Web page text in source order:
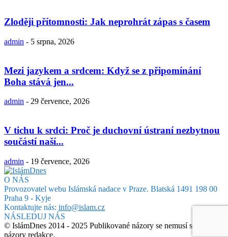
Zloději přítomnosti: Jak neprohrát zápas s časem
admin - 5 srpna, 2026
Mezi jazykem a srdcem: Když se z připomínání
Boha stává jen...
admin - 29 července, 2026
V tichu k srdci: Proč je duchovní ústraní nezbytnou
součástí naší...
admin - 19 července, 2026
O NÁS
Provozovatel webu Islámská nadace v Praze. Blatská 1491 198 00
Praha 9 - Kyje
Kontaktujte nás: info@islam.cz
NÁSLEDUJ NÁS
© IslámDnes 2014 - 2025 Publikované názory se nemusí shodovat s
názory redakce.